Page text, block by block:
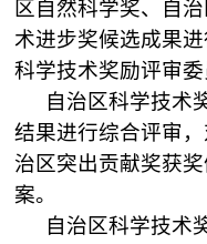
区自然科学奖、自
术进步奖候选成果
科学技术奖励评审委
自治区科学技术
结果进行综合评审
治区突出贡献奖获
案。
自治区科学技术